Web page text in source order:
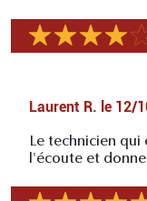
Laurent R. le 12/
Le technicien qui
l'écoute et